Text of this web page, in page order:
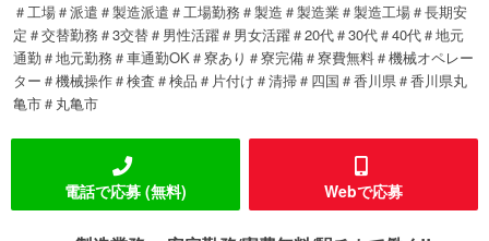
＃工場＃派遣＃製造派遣＃工場勤務＃製造＃製造業＃製造工場＃長期安
定＃交替勤務＃3交替＃男性活躍＃男女活躍＃20代＃30代＃40代＃地元
通勤＃地元勤務＃車通勤OK＃寮あり＃寮完備＃寮費無料＃機械オペレー
ター＃機械操作＃検査＃検品＃片付け＃清掃＃四国＃香川県＃香川県丸
亀市＃丸亀市
電話で応募 (無料) Webで応募